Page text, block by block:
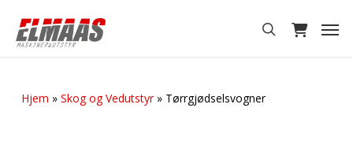
main
search
Hjem » Skog og Vedutstyr» Tørrgjødselsvogner